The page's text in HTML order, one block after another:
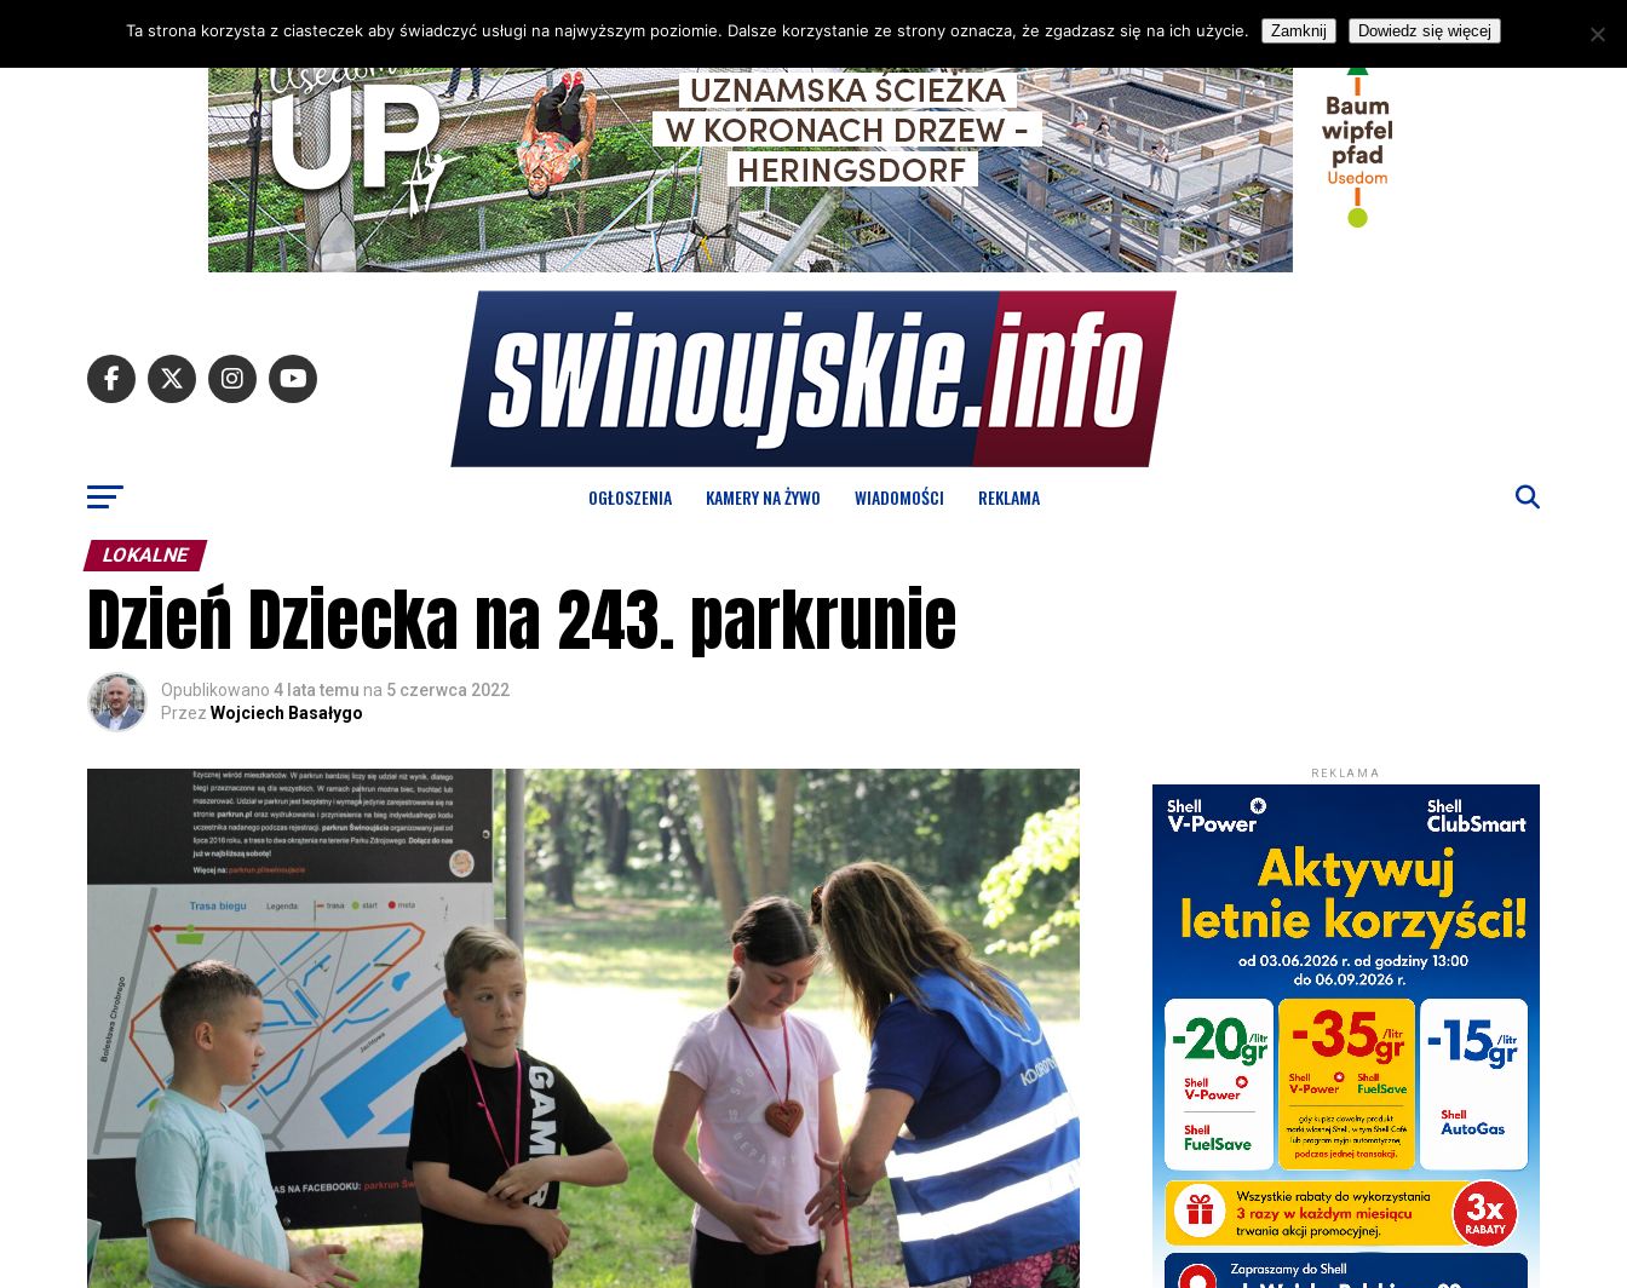
OGŁOSZENIA KAMERY NA ŻYWO WIADOMOŚCI REKLAMA
LOKALNE
Dzień Dziecka na 243. parkrunie
Opublikowano 4 lata temu na 5 czerwca 2022
Przez Wojciech Basałygo
REKLAMA
Ta strona korzysta z ciasteczek aby świadczyć usługi na najwyższym poziomie. Dalsze korzystanie ze strony oznacza, że zgadzasz się na ich użycie. Zamknij Dowiedz się więcej